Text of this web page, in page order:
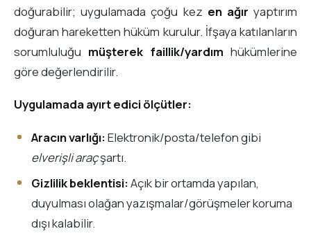
doğurabilir; uygulamada çoğu kez en ağır yaptırım
doğuran hareketten hüküm kurulur. İfşaya katılanların
sorumluluğu müşterek faillik/yardım hükümlerine
göre değerlendirilir.
Uygulamada ayırt edici ölçütler:
Aracın varlığı:Elektronik/posta/telefon gibi
elverişli araçşartı.
Gizlilik beklentisi:Açık bir ortamda yapılan,
duyulması olağan yazışmalar/görüşmeler koruma
dışı kalabilir.